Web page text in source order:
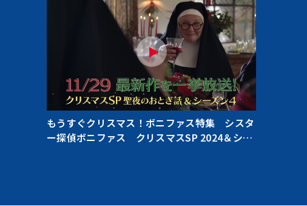
もうすぐクリスマス！ボニファス特集 シスタ
ー探偵ボニファス クリスマスSP 2024＆シー